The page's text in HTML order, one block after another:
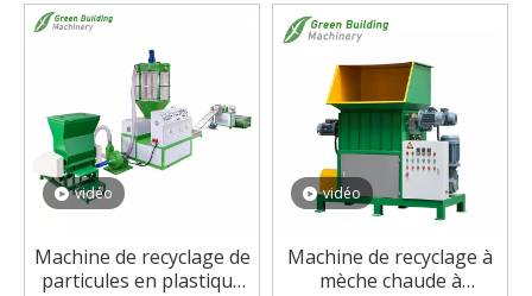
vidéo
Machine de recyclage de
particules en plastique
vidéo
Machine de recyclage à
mèche chaude à